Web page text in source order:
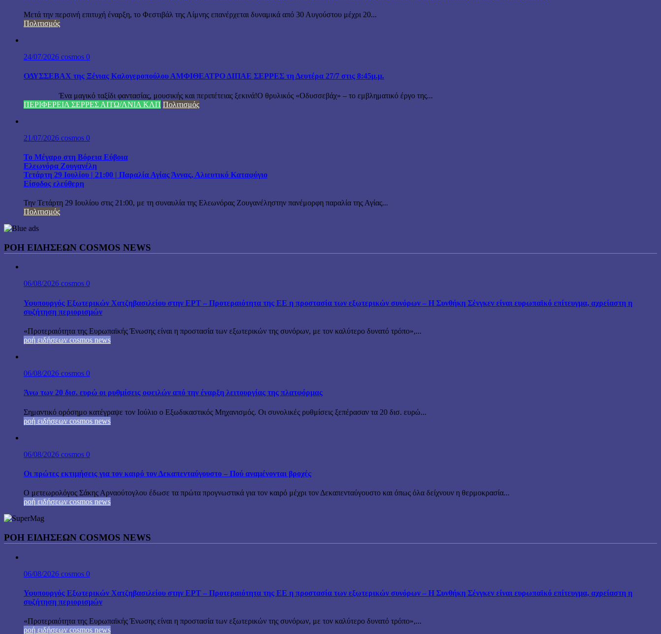
Μετά την περσινή επιτυχή έναρξη, το Φεστιβάλ της Λίμνης επανέρχεται δυναμικά από 30 Αυγούστου μέχρι 20...
Πολιτισμός
24/07/2026 cosmos 0
ΟΔΥΣΣΕΒΑΧ της Ξένιας Καλογεροπούλου ΑΜΦΙΘΕΑΤΡΟ ΔΙΠΑΕ ΣΕΡΡΕΣ τη Δευτέρα 27/7 στις 8:45μ.μ.
Ένα μαγικό ταξίδι φαντασίας, μουσικής και περιπέτειας ξεκινά!Ο θρυλικός «Οδυσσεβάχ» – το εμβληματικό έργο της...
ΠΕΡΙΦΕΡΕΙΑ ΣΕΡΡΕΣ ΑΙΤΩ/ΛΝΙΑ ΚΛΠ Πολιτισμός
21/07/2026 cosmos 0
Το Μέγαρο στη Βόρεια Εύβοια
Ελεωνόρα Ζουγανέλη
Τετάρτη 29 Ιουλίου | 21:00 | Παραλία Αγίας Άννας, Αλιευτικό Καταφύγιο
Είσοδος ελεύθερη
Την Τετάρτη 29 Ιουλίου στις 21:00, με τη συναυλία της Ελεωνόρας Ζουγανέληστην πανέμορφη παραλία της Αγίας...
Πολιτισμός
ΡΟΗ ΕΙΔΗΣΕΩΝ COSMOS NEWS
06/08/2026 cosmos 0
Υφυπουργός Εξωτερικών Χατζηβασιλείου στην ΕΡΤ – Προτεραιότητα της ΕΕ η προστασία των εξωτερικών συνόρων – Η Συνθήκη Σένγκεν είναι ευρωπαϊκό επίτευγμα, αχρείαστη η
συζήτηση περιορισμών
«Προτεραιότητα της Ευρωπαϊκής Ένωσης είναι η προστασία των εξωτερικών της συνόρων, με τον καλύτερο δυνατό τρόπο»,...
ροή ειδήσεων cosmos news
06/08/2026 cosmos 0
Άνω των 20 δισ. ευρώ οι ρυθμίσεις οφειλών από την έναρξη λειτουργίας της πλατφόρμας
Σημαντικό ορόσημο κατέγραψε τον Ιούλιο ο Εξωδικαστικός Μηχανισμός. Οι συνολικές ρυθμίσεις ξεπέρασαν τα 20 δισ. ευρώ...
ροή ειδήσεων cosmos news
06/08/2026 cosmos 0
Οι πρώτες εκτιμήσεις για τον καιρό τον Δεκαπενταύγουστο – Πού αναμένονται βροχές
Ο μετεωρολόγος Σάκης Αρναούτογλου έδωσε τα πρώτα προγνωστικά για τον καιρό μέχρι τον Δεκαπενταύγουστο και όπως όλα δείχνουν η θερμοκρασία...
ροή ειδήσεων cosmos news
ΡΟΉ ΕΙΔΉΣΕΩΝ COSMOS NEWS
06/08/2026 cosmos 0
Υφυπουργός Εξωτερικών Χατζηβασιλείου στην ΕΡΤ – Προτεραιότητα της ΕΕ η προστασία των εξωτερικών συνόρων – Η Συνθήκη Σένγκεν είναι ευρωπαϊκό επίτευγμα, αχρείαστη η
συζήτηση περιορισμών
«Προτεραιότητα της Ευρωπαϊκής Ένωσης είναι η προστασία των εξωτερικών της συνόρων, με τον καλύτερο δυνατό τρόπο»,...
ροή ειδήσεων cosmos news